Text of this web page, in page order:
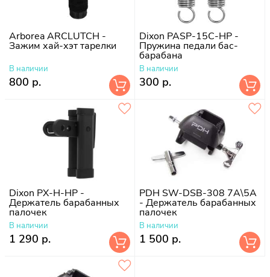
Arborea ARCLUTCH -
Зажим хай-хэт тарелки
В наличии
800 р.
Dixon PASP-15C-HP -
Пружина педали бас-
барабана
В наличии
300 р.
Dixon PX-H-HP -
Держатель барабанных
палочек
В наличии
1 290 р.
PDH SW-DSB-308 7A\5A
- Держатель барабанных
палочек
В наличии
1 500 р.